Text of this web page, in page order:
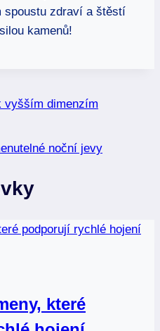
spoustu zdraví a štěstí
kamenů!
vyšším dimenzím
noční jevy
které